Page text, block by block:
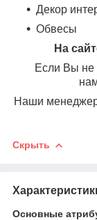
Декор
Обвесы
На
Если Вы не
Наши
Скрыть
Основные